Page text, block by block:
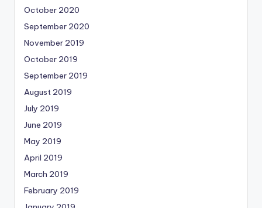
October 2020
September 2020
November 2019
October 2019
September 2019
August 2019
July 2019
June 2019
May 2019
April 2019
March 2019
February 2019